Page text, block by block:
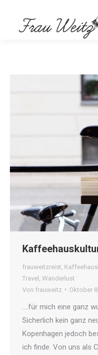
frauweitzreist
Travel Wanderlust
Von frauweitz Oktober
….für mich eine ganz
Sicherlich kein ganz
Kopenhagen jedoch
ich finde. Von uns als